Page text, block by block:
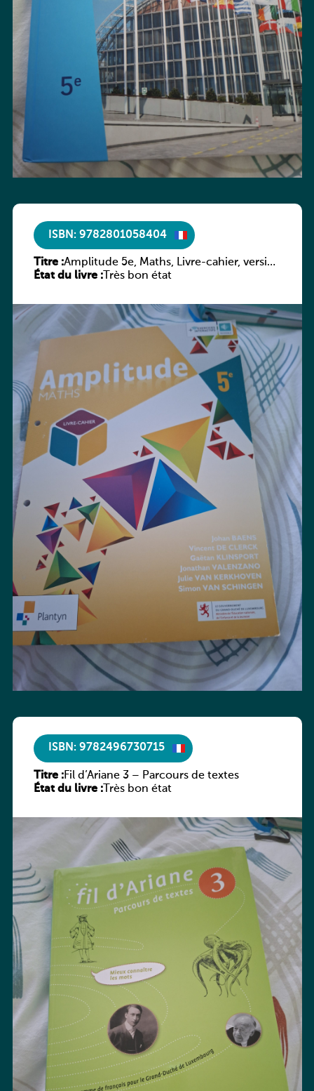
ISBN: 9782801058404
Titre :Amplitude 5e, Maths, Livre-cahier, version
luxembourgeoise
État du livre :Très bon état
ISBN: 9782496730715
Titre :Fil d’Ariane 3 – Parcours de textes
État du livre :Très bon état